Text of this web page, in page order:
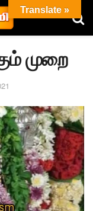
முறை
Translate »